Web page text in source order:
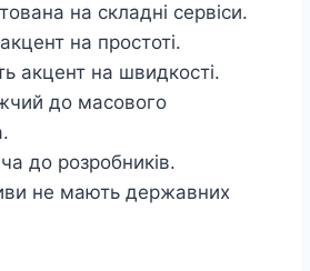
на складні сервіси.
на простоті.
акцент на швидкості.
до масового
до розробників.
не мають державних